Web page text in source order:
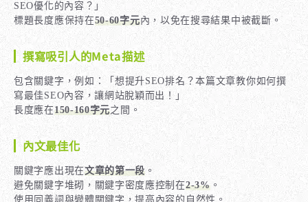
SEO優化的內容？」
標題長度應保持在50-60字元內，以免在搜尋結果中被截斷。
撰寫吸引人的Meta描述
包含關鍵字，例如：「想提升SEO排名？本篇文章教你如何撰
寫最佳SEO內容，讓網站脫穎而出！」
長度應在150-160字元之間。
內文最佳化
關鍵字應出現在文章的第一段 。
避免關鍵字堆砌，關鍵字密度應控制在2-3%。
使用同義詞與變體關鍵字，提高內容的自然性。